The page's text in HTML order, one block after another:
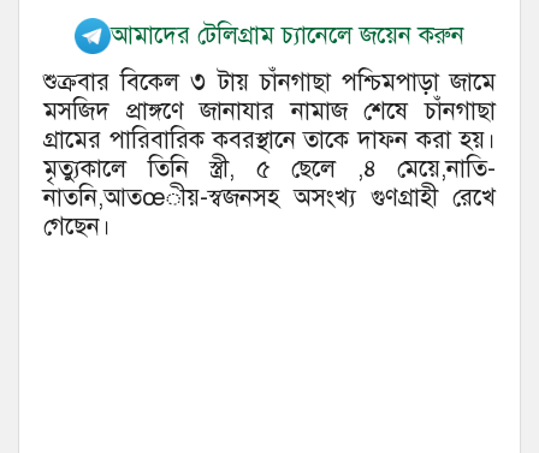
আমাদের টেলিগ্রাম চ্যানেলে জয়েন করুন
শুক্রবার বিকেল ৩ টায় চাঁনগাছা পশ্চিমপাড়া জামে
মসজিদ প্রাঙ্গণে জানাযার নামাজ শেষে চাঁনগাছা
গ্রামের পারিবারিক কবরস্থানে তাকে দাফন করা হয়।
মৃত্যুকালে তিনি স্ত্রী, ৫ ছেলে ,৪ মেয়ে,নাতি-
নাতনি,আতœীয়-স্বজনসহ অসংখ্য গুণগ্রাহী রেখে
গেছেন।